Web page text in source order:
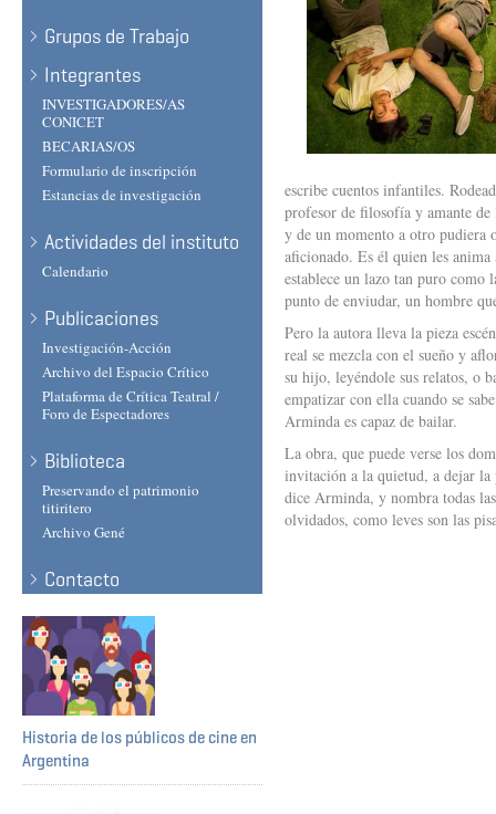
Grupos de Trabajo
Integrantes
INVESTIGADORES/AS
CONICET
BECARIAS/OS
Formulario de inscripción
Estancias de investigación
Actividades del instituto
Calendario
Publicaciones
Investigación-Acción
Archivo del Espacio Crítico
Plataforma de Crítica Teatral /
Foro de Espectadores
Biblioteca
Preservando el patrimonio
titiritero
Archivo Gené
Contacto
Historia de los públicos de cine en
Argentina
escribe cuentos infantiles.
profesor de filosofía y amante de
y de un momento a otro pudiera
aficionado. Es él quien les
establece un lazo tan puro como
punto de enviudar, un hombre
Pero la autora lleva la pieza
real se mezcla con el sueño y
su hijo, leyéndole sus relatos, o
empatizar con ella cuando se
Arminda es capaz de bailar.
La obra, que puede verse los
invitación a la quietud, a dejar la
dice Arminda, y nombra todas
olvidados, como leves son las